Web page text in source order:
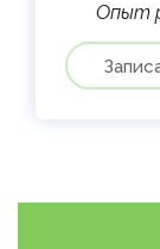
Опыт